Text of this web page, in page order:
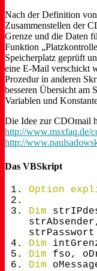
Nach der Definition
Zusammenstellen der
Grenze und die Daten
Funktion
Speicherplatz geprüft
eine E-Mail verschickt
Prozedur in anderen
besseren Übersicht am
Variablen und
Die Idee zur CDOmail
http://www.msxfaq.de/
http://
Das VBSkript
Option
Dim
strPasswort
Dim
Dim fso,
Dim